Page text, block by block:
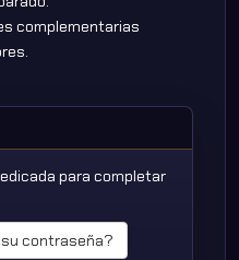
complementarias
para completar
su contraseña?